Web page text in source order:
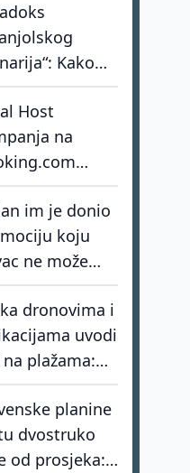
turizma
ne
riješitiKako
izgradili
stihiju
Host
na
više od
milijuna
im je donio
koju
ne može
Favignana
bira kako ne
žrtva
uspjeha
dronovima i
uvodi
plažama:
za kršenje
i do 73.000
planine
dvostruko
od prosjeka: